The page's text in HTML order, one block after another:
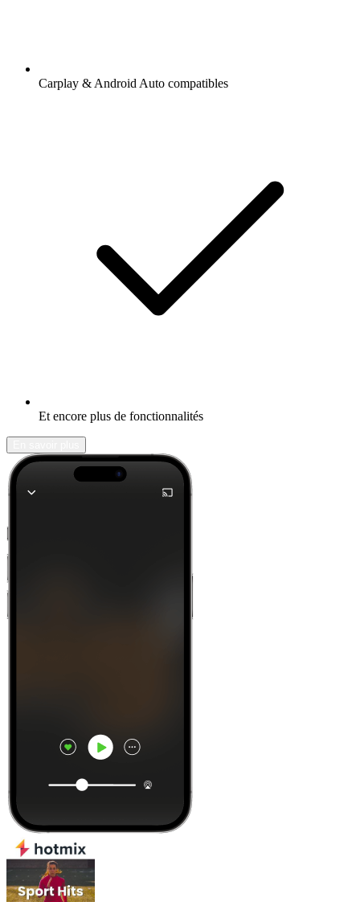
Carplay & Android Auto compatibles
Et encore plus de fonctionnalités